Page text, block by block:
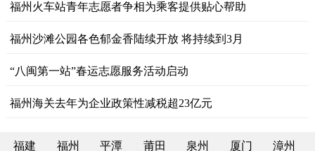
福州火车站青年志愿者争相为乘客提供贴心帮助
福州沙滩公园各色郁金香陆续开放 将持续到3月
“八闽第一站”春运志愿服务活动启动
福州海关去年为企业政策性减税超23亿元
福建 福州 平潭 莆田 泉州 厦门 漳州